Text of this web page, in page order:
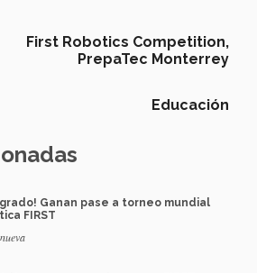
First Robotics Competition,
PrepaTec Monterrey
Educación
Ganan pase a torneo mundial
FIRST